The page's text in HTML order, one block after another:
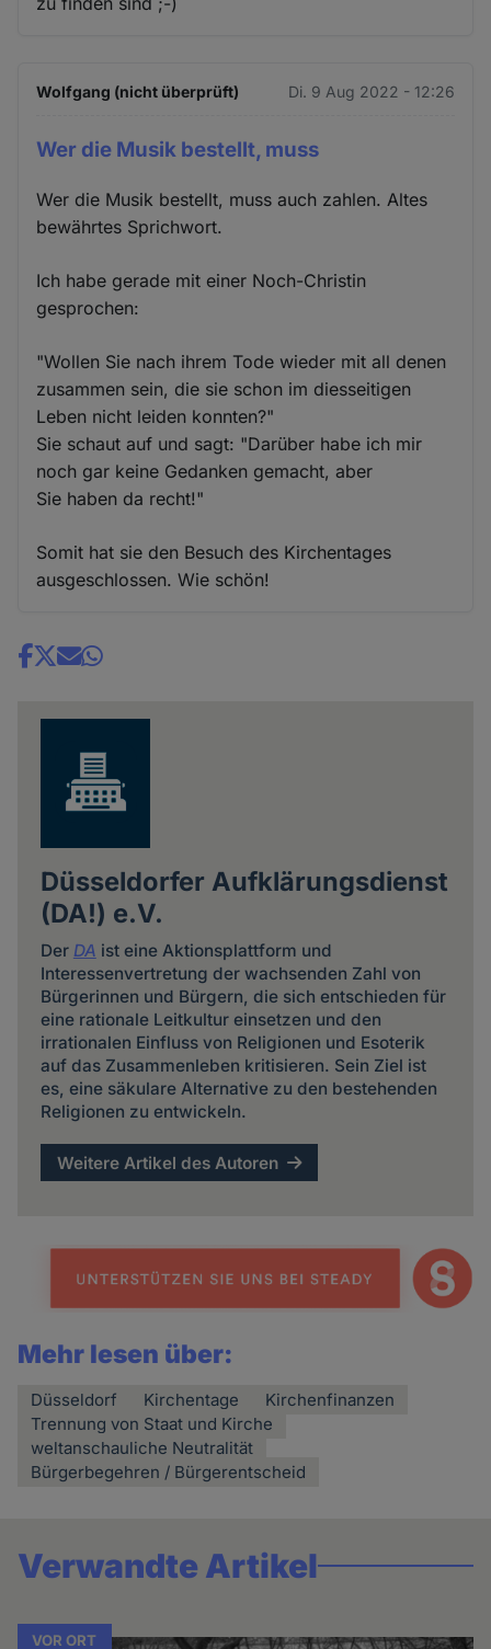
Wolfgang (nicht überprüft) Di. 9 Aug 2022 - 12:26
Wer die Musik bestellt, muss
Wer die Musik bestellt, muss auch zahlen. Altes
bewährtes Sprichwort.
Ich habe gerade mit einer Noch-Christin
gesprochen:
"Wollen Sie nach ihrem Tode wieder mit all denen
zusammen sein, die sie schon im diesseitigen
Leben nicht leiden konnten?"
Sie schaut auf und sagt: "Darüber habe ich mir
noch gar keine Gedanken gemacht, aber
Sie haben da recht!"
Somit hat sie den Besuch des Kirchentages
ausgeschlossen. Wie schön!
Share
Düsseldorfer Aufklärungsdienst
(DA!) e.V.
Der DA ist eine Aktionsplattform und
Interessenvertretung der wachsenden Zahl von
Bürgerinnen und Bürgern, die sich entschieden für
eine rationale Leitkultur einsetzen und den
irrationalen Einfluss von Religionen und Esoterik
auf das Zusammenleben kritisieren. Sein Ziel ist
es, eine säkulare Alternative zu den bestehenden
Religionen zu entwickeln.
Weitere Artikel des Autoren
Mehr lesen über:
Düsseldorf Kirchentage
Kirchenfinanzen
Trennung von Staat und Kirche
weltanschauliche Neutralität
Bürgerbegehren / Bürgerentscheid
Verwandte Artikel
VOR ORT